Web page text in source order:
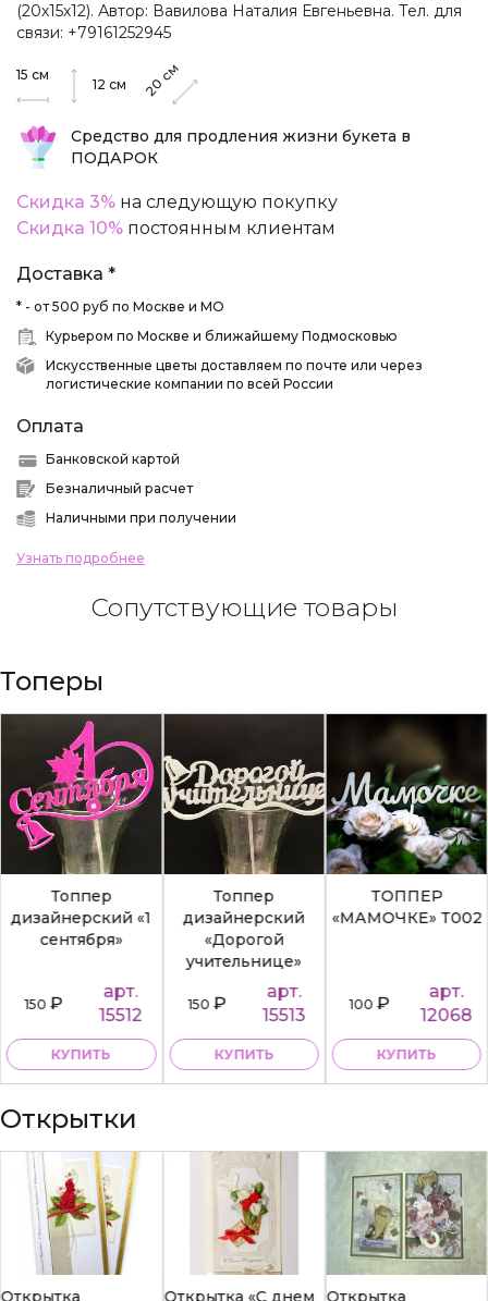
(20х15х12). Автор: Вавилова Наталия Евгеньевна. Тел. для
связи: +79161252945
15 см
12 см 20
см
Средство для продления жизни букета в
ПОДАРОК
Скидка 3% на следующую покупку
Скидка 10% постоянным клиентам
Доставка *
* - от 500 руб по Москве и МО
Курьером по Москве и ближайшему Подмосковью
Искусственные цветы доставляем по почте или через
логистические компании по всей России
Оплата
Банковской картой
Безналичный расчет
Наличными при получении
Узнать подробнее
Сопутствующие товары
Топеры
Топпер
дизайнерский «1
сентября»
150₽
арт.
15512
КУПИТЬ
Топпер
дизайнерский
«Дорогой
учительнице»
150₽
арт.
15513
КУПИТЬ
ТОППЕР
«МАМОЧКЕ» Т002
100₽
арт.
12068
КУПИТЬ
Открытки
Открытка
Открытка «С днем
Открытка